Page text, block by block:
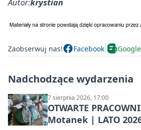
Autor:krystian
Zaobserwuj nas! Facebook
Nadchodzące wydarzenia
7 sierpnia 2026, 17:00
OTWARTE
Motanek | LATO